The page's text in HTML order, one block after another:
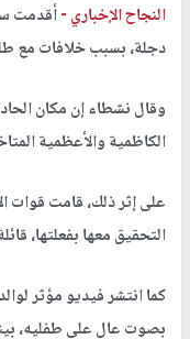
النجاح الإخباري -أقدمت
دجلة، بسبب خلافات مع
وقال نشطاء إن مكان
الكاظمية والأعظمية
على إثر ذلك، قامت قوات
التحقيق معها بفعلتها،
كما انتشر فيديو مؤثر
بصوت عال على طفليه،